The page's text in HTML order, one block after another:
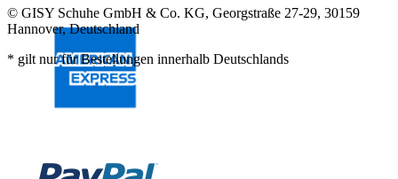
© GISY Schuhe GmbH & Co. KG, Georgstraße 27-29, 30159
Hannover, Deutschland
* gilt nur für Bestellungen innerhalb Deutschlands